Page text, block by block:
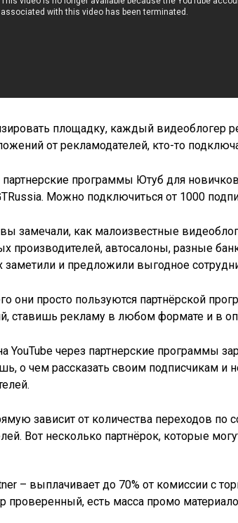
площадку, каждый видеоблогер
от рекламодателей, кто-то
программы Ютуб для
Можно подключиться от 1000
замечали, как малоизвестные
производителей, автосалоны, разные
заметили и предложили выгодное
они просто пользуются партнёрской
ставишь рекламу в любом формате и в
YouTube через партнерские программы
о чем рассказать своим подписчикам и
зависит от количества переходов по
Вот несколько партнёрок, которые
– выплачивает до 70% от комиссии с
проверенный, есть масса промо